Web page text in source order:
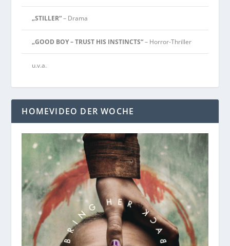
„STILLER“– Drama
„GOOD BOY – TRUST HIS INSTINCTS“– Horror-Thriller
u.v.a.
HOMEVIDEO DER WOCHE